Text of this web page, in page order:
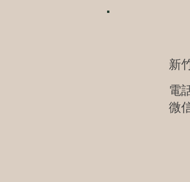
新
電
微